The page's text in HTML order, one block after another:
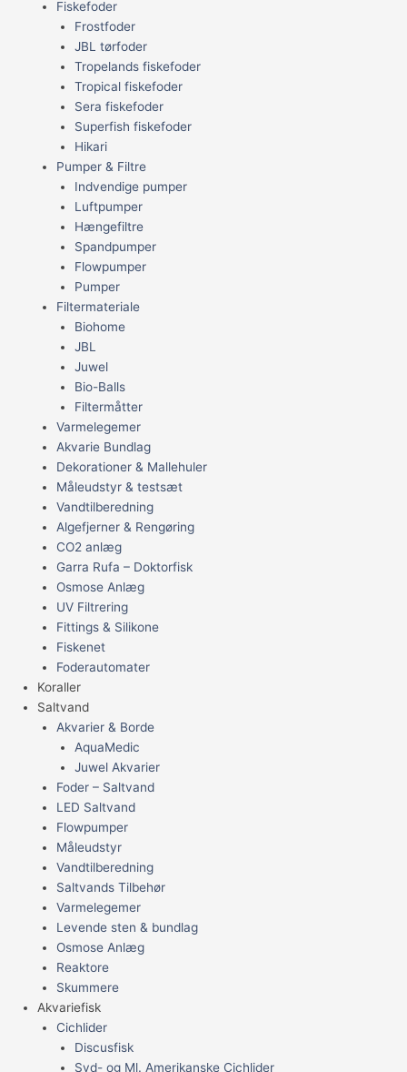
Fiskefoder
Frostfoder
JBL tørfoder
Tropelands fiskefoder
Tropical fiskefoder
Sera fiskefoder
Superfish fiskefoder
Hikari
Pumper & Filtre
Indvendige pumper
Luftpumper
Hængefiltre
Spandpumper
Flowpumper
Pumper
Filtermateriale
Biohome
JBL
Juwel
Bio-Balls
Filtermåtter
Varmelegemer
Akvarie Bundlag
Dekorationer & Mallehuler
Måleudstyr & testsæt
Vandtilberedning
Algefjerner & Rengøring
CO2 anlæg
Garra Rufa – Doktorfisk
Osmose Anlæg
UV Filtrering
Fittings & Silikone
Fiskenet
Foderautomater
Koraller
Saltvand
Akvarier & Borde
AquaMedic
Juwel Akvarier
Foder – Saltvand
LED Saltvand
Flowpumper
Måleudstyr
Vandtilberedning
Saltvands Tilbehør
Varmelegemer
Levende sten & bundlag
Osmose Anlæg
Reaktore
Skummere
Akvariefisk
Cichlider
Discusfisk
Syd- og Ml. Amerikanske Cichlider